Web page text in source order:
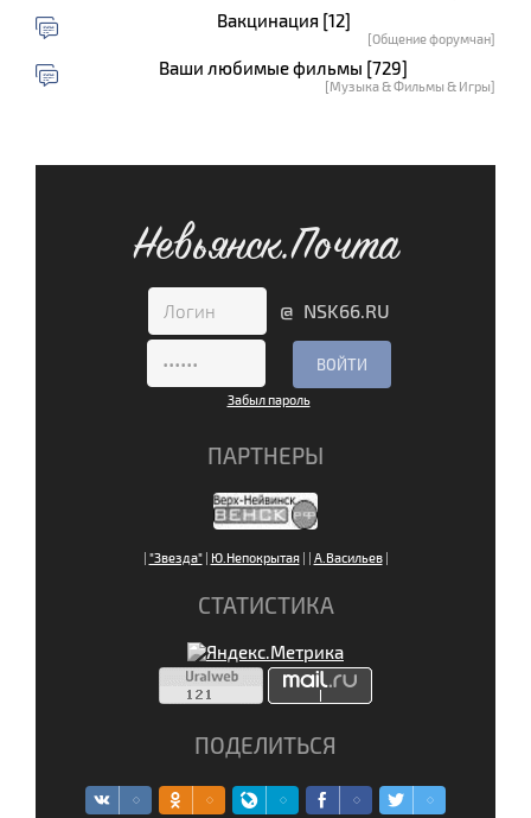
Вакцинация [12]
[Общение форумчан]
Ваши любимые фильмы [729]
[Музыка & Фильмы & Игры]
Невьянск.Почта
@ NSK66.RU
Забыл пароль
ПАРТНЕРЫ
| "Звезда"| Ю.Непокрытая| | А.Васильев|
СТАТИСТИКА
ПОДЕЛИТЬСЯ